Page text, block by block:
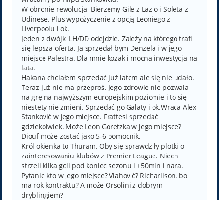
W obronie rewolucja. Bierzemy Gile z Lazio i Soleta z
Udinese. Plus wypożyczenie z opcją Leoniego z
Liverpoolu i ok.
Jeden z dwójki LH/DD odejdzie. Zależy na którego trafi
się lepsza oferta. Ja sprzedał bym Denzela i w jego
miejsce Palestra. Dla mnie kozak i mocna inwestycja na
lata.
Hakana chciałem sprzedać już latem ale się nie udało.
Teraz już nie ma przeproś. Jego zdrowie nie pozwala
na grę na najwyższym europejskim poziomie i to się
niestety nie zmieni. Sprzedać go Galaty i ok.Wraca Alex
Stanković w jego miejsce. Frattesi sprzedać
gdziekolwiek. Może Leon Goretzka w jego miejsce?
Diouf może zostać jako 5-6 pomocnik.
Król okienka to Thuram. Oby się sprawdziły plotki o
zainteresowaniu klubów z Premier League. Niech
strzeli kilka goli pod koniec sezonu i +50mln i nara.
Pytanie kto w jego miejsce? Vlahović? Richarlison, bo
ma rok kontraktu? A może Orsolini z dobrym
dryblingiem?